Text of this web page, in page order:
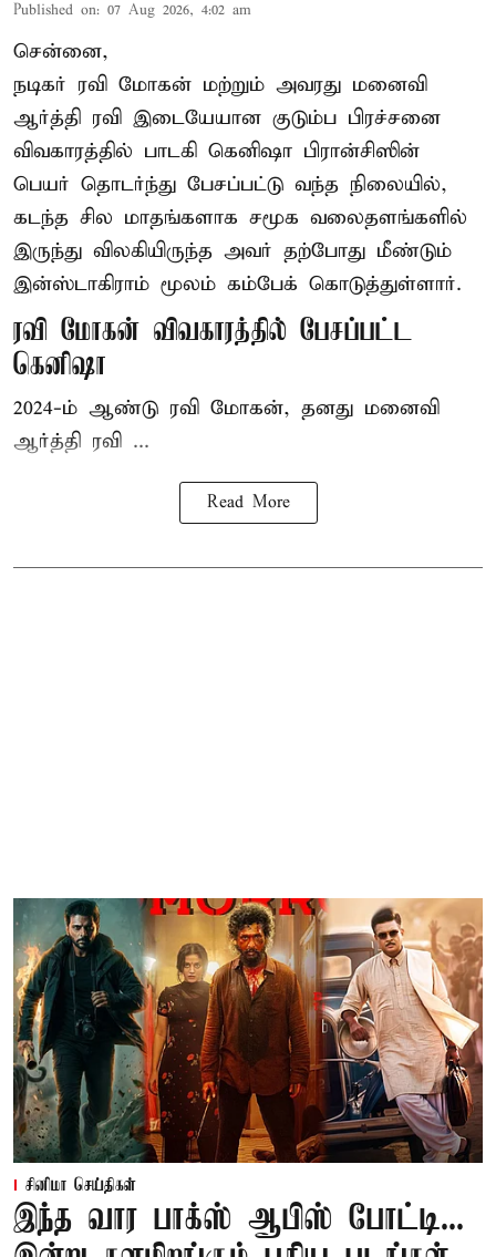
Published on: 07 Aug 2026, 4:02 am
சென்னை,
நடிகர் ரவி மோகன் மற்றும் அவரது மனைவி
ஆர்த்தி ரவி இடையேயான குடும்ப பிரச்சனை
விவகாரத்தில் பாடகி கெனிஷா பிரான்சிஸின்
பெயர் தொடர்ந்து பேசப்பட்டு வந்த நிலையில்,
கடந்த சில மாதங்களாக சமூக வலைதளங்களில்
இருந்து விலகியிருந்த அவர் தற்போது மீண்டும்
இன்ஸ்டாகிராம் மூலம் கம்பேக் கொடுத்துள்ளார்.
ரவி மோகன் விவகாரத்தில் பேசப்பட்ட
கெனிஷா
2024-ம் ஆண்டு ரவி மோகன், தனது மனைவி
ஆர்த்தி ரவி ...
Read More
சினிமா செய்திகள்
இந்த வார பாக்ஸ் ஆபிஸ் போட்டி...